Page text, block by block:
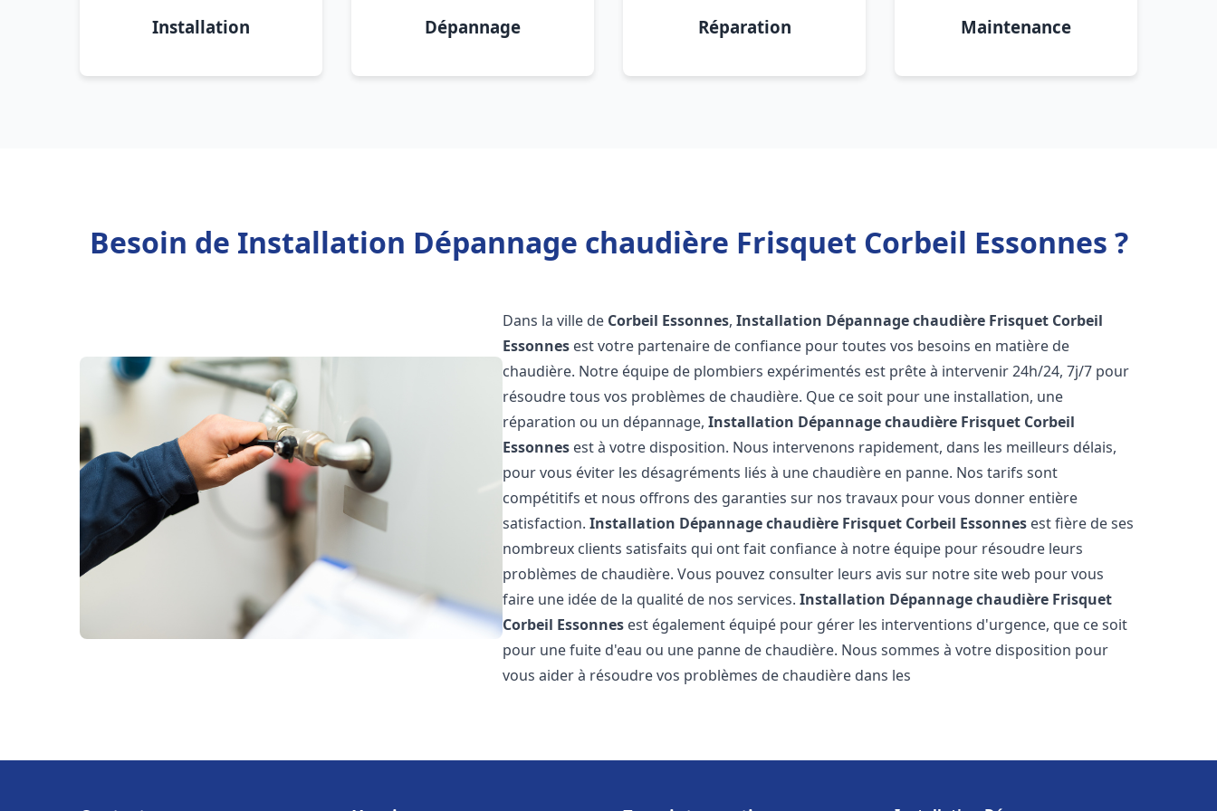
Installation Dépannage Réparation Maintenance
Besoin de Installation Dépannage chaudière Frisquet Corbeil Essonnes ?
Dans la ville de Corbeil Essonnes,Installation Dépannage chaudière Frisquet Corbeil
Essonnes est votre partenaire de confiance pour toutes vos besoins en matière de
chaudière. Notre équipe de plombiers expérimentés est prête à intervenir 24h/24, 7j/7 pour
résoudre tous vos problèmes de chaudière. Que ce soit pour une installation, une
réparation ou un dépannage,Installation Dépannage chaudière Frisquet Corbeil
Essonnes est à votre disposition. Nous intervenons rapidement, dans les meilleurs délais,
pour vous éviter les désagréments liés à une chaudière en panne. Nos tarifs sont
compétitifs et nous offrons des garanties sur nos travaux pour vous donner entière
satisfaction.Installation Dépannage chaudière Frisquet Corbeil Essonnes est fière de ses
nombreux clients satisfaits qui ont fait confiance à notre équipe pour résoudre leurs
problèmes de chaudière. Vous pouvez consulter leurs avis sur notre site web pour vous
faire une idée de la qualité de nos services.Installation Dépannage chaudière Frisquet
Corbeil Essonnes est également équipé pour gérer les interventions d'urgence, que ce soit
pour une fuite d'eau ou une panne de chaudière. Nous sommes à votre disposition pour
vous aider à résoudre vos problèmes de chaudière dans les